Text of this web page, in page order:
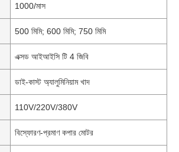
1000/মাস
500 মিমি; 600 মিমি; 750 মিমি
এক্সড আইআইসি টি 4 জিবি
ডাই-কাস্ট অ্যালুমিনিয়াম খাদ
110V/220V/380V
বিস্ফোরণ-প্রমাণ কপার মোটর